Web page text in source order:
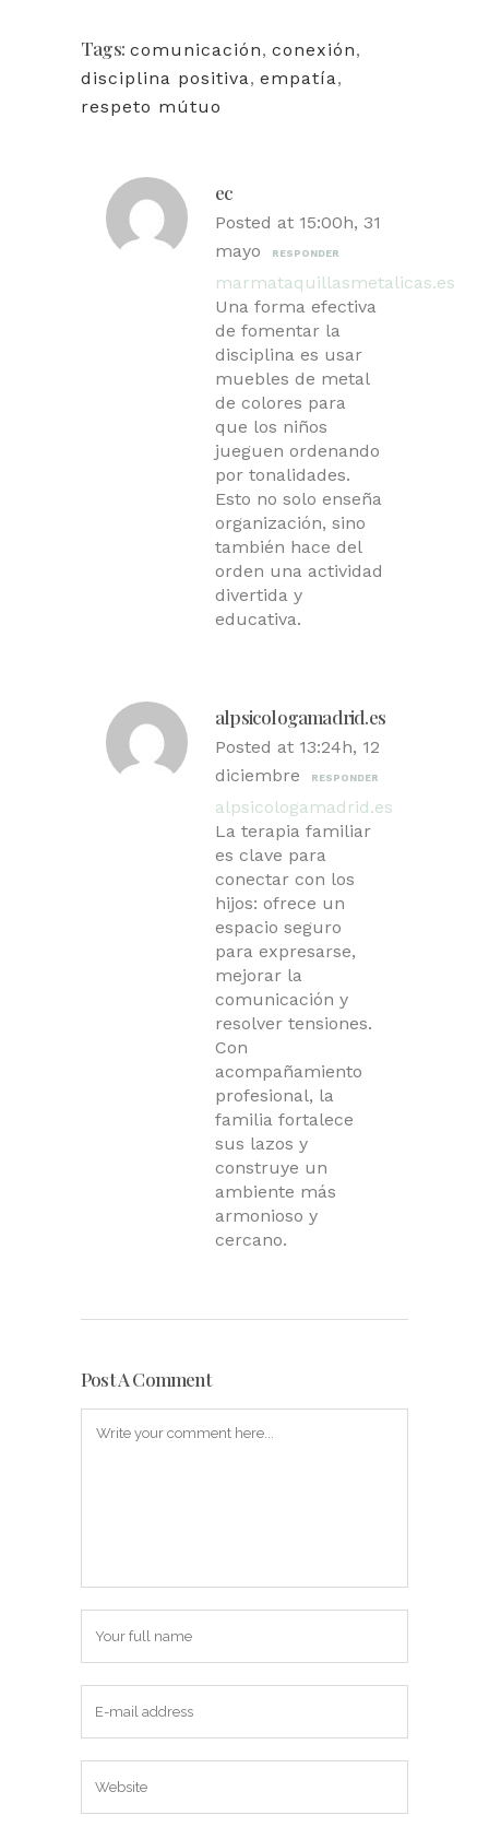
(Se
abre
en
una
ventana
nueva)
(Se
abre
en
una
ventana
nueva)
Tags: comunicación, conexión,
disciplina positiva, empatía,
respeto mútuo
ec
Posted at 15:00h, 31
mayo
RESPONDER
marmataquillasmetalicas.es
Una forma efectiva
de fomentar la
disciplina es usar
muebles de metal
de colores para
que los niños
jueguen ordenando
por tonalidades.
Esto no solo enseña
organización, sino
también hace del
orden una actividad
divertida y
educativa.
alpsicologamadrid.es
Posted at 13:24h, 12
diciembre
RESPONDER
alpsicologamadrid.es
La terapia familiar
es clave para
conectar con los
hijos: ofrece un
espacio seguro
para expresarse,
mejorar la
comunicación y
resolver tensiones.
Con
acompañamiento
profesional, la
familia fortalece
sus lazos y
construye un
ambiente más
armonioso y
cercano.
Post A Comment